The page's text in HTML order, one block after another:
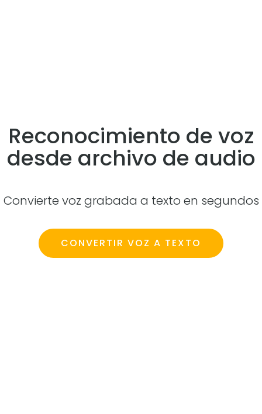
Reconocimiento de voz
desde archivo de audio
Convierte voz grabada a texto en segundos
CONVERTIR VOZ A TEXTO